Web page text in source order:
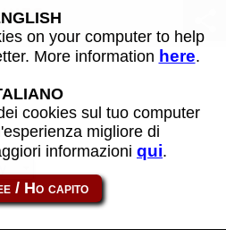
on your computer to help
More information here.
cookies sul tuo computer
migliore di
informazioni qui.